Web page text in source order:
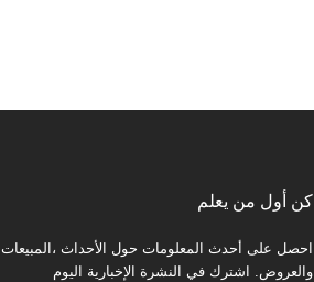
كن أول من يعلم
احصل على أحدث المعلومات حول الأحداث ،المبيعات
والعروض. اشترك في النشرة الإخبارية اليوم